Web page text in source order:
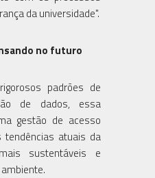
da universidade".
no futuro
padrões de
de dados, essa
gestão de acesso
atuais da
sustentáveis e